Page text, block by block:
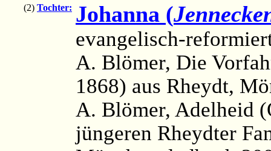
(2) Tochter: Johanna (
evangelisch-
A. Blömer, Die
1868) aus Rheydt,
A. Blömer, Adelheid
jüngeren Rheydter